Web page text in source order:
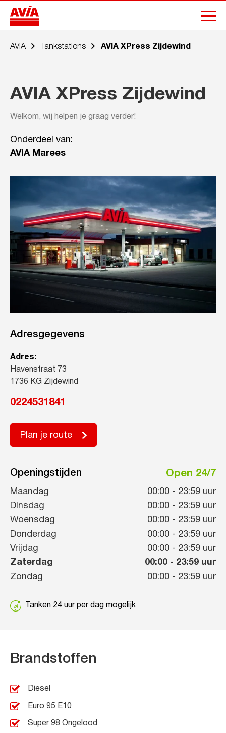
AVIA Tankstations AVIA XPress Zijdewind
AVIA XPress Zijdewind
Welkom, wij helpen je graag verder!
Onderdeel van:
AVIA Marees
Adresgegevens
Adres:
Havenstraat 73
1736 KG Zijdewind
0224531841
Plan je route
Openingstijden Open 24/7
Maandag 00:00 - 23:59 uur
Dinsdag
00:00 - 23:59 uur
Woensdag
00:00 - 23:59 uur
Donderdag
00:00 - 23:59 uur
Vrijdag
00:00 - 23:59 uur
Zaterdag
00:00 - 23:59 uur
Zondag
00:00 - 23:59 uur
Tanken 24 uur per dag mogelijk
Brandstoffen
Diesel
Euro 95 E10
Super 98 Ongelood